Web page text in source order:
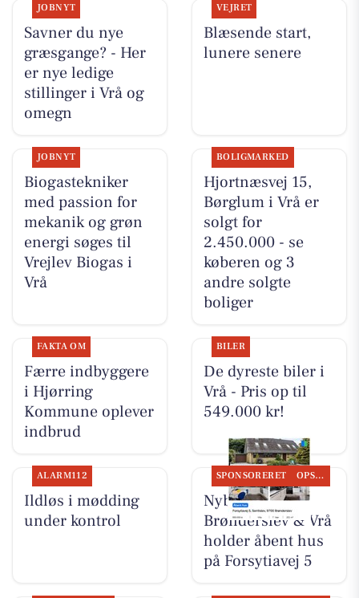
JOBNYT
Savner du nye
græsgange? - Her
er nye ledige
stillinger i Vrå og
omegn
VEJRET
Blæsende start,
lunere senere
JOBNYT
Biogastekniker
med passion for
mekanik og grøn
energi søges til
Vrejlev Biogas i
Vrå
BOLIGMARKED
Hjortnæsvej 15,
Børglum i Vrå er
solgt for
2.450.000 - se
køberen og 3
andre solgte
boliger
FAKTA OM
Færre indbyggere
i Hjørring
Kommune oplever
indbrud
BILER
De dyreste biler i
Vrå - Pris op til
549.000 kr!
ALARM112
Ildløs i mødding
under kontrol
SPONSORERET OPSLAGSTAVLEN
Nybolig
Brønderslev & Vrå
holder åbent hus
på Forsytiavej 5